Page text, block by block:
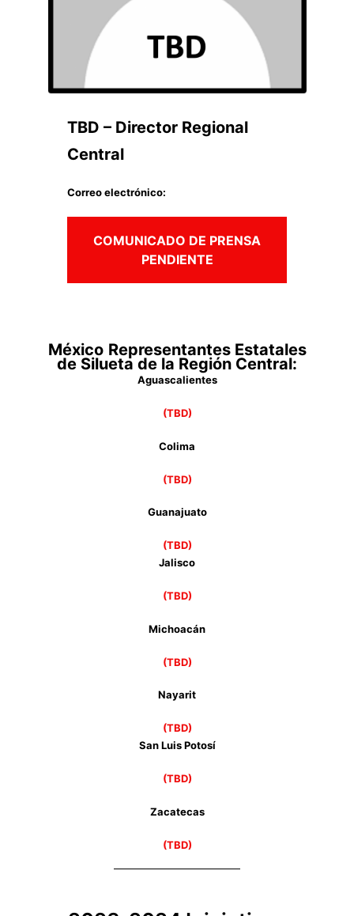
TBD – Director Regional
Central
Correo electrónico:
COMUNICADO DE PRENSA
PENDIENTE
México Representantes Estatales
de Silueta de la Región Central:
Aguascalientes
(TBD)
Colima
(TBD)
Guanajuato
(TBD)
Jalisco
(TBD)
Michoacán
(TBD)
Nayarit
(TBD)
San Luis Potosí
(TBD)
Zacatecas
(TBD)